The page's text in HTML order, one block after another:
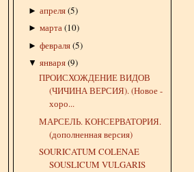
► апреля(5)
► марта(10)
► февраля(5)
▼ января(9)
ПРОИСХОЖДЕНИЕ ВИДОВ
(ЧИЧИНА ВЕРСИЯ). (Новое -
хоро...
МАРСЕЛЬ. КОНСЕРВАТОРИЯ.
(дополненная версия)
SOURICATUM COLENAE
SOUSLICUM VULGARIS